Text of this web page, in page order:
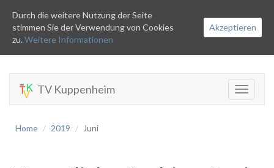
Toggle
TV Kuppenheim
Home 2019 Juni
Durch die weitere Nutzung der Seite
stimmen Sie der Verwendung von Cookies
zu. Weitere Informationen
Akzeptieren